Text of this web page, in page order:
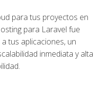
para tus proyectos en
para Laravel fue
tus aplicaciones, un
inmediata y alta